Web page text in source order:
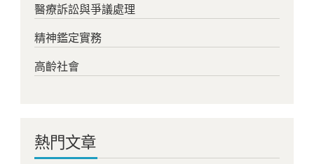
醫療訴訟與爭議處理
精神鑑定實務
高齡社會
熱門文章